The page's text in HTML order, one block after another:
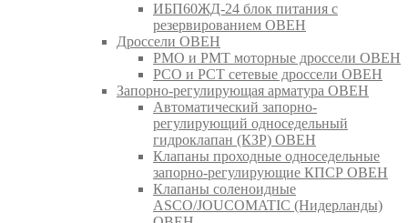
ИБП60ЖД-24 блок питания с
резервированием ОВЕН
Дроссели ОВЕН
РМО и РМТ моторные дроссели ОВЕН
РСО и РСТ сетевые дроссели ОВЕН
Запорно-регулирующая арматура ОВЕН
Автоматический запорно-
регулирующий односедельный
гидроклапан (КЗР) ОВЕН
Клапаны проходные односедельные
запорно-регулирующие КПСР ОВЕН
Клапаны соленоидные
ASCO/JOUCOMATIC (Нидерланды)